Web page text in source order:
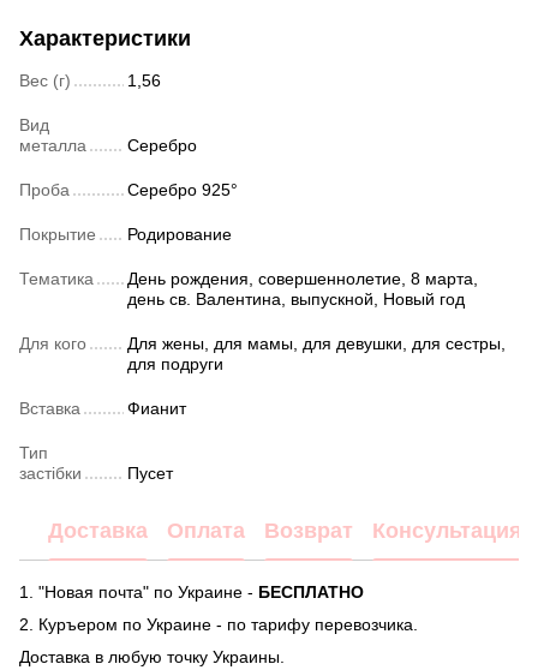
Характеристики
Вес (г) 1,56
Вид
металла
Серебро
Проба Серебро 925°
Покрытие Родирование
Тематика
День рождения, совершеннолетие, 8 марта,
день св. Валентина, выпускной, Новый год
Для кого
Для жены, для мамы, для девушки, для сестры,
для подруги
Вставка Фианит
Тип
застібки
Пусет
Доставка Оплата Возврат Консультация
1. "Новая почта" по Украине - БЕСПЛАТНО
2. Куръером по Украине - по тарифу перевозчика.
Доставка в любую точку Украины.